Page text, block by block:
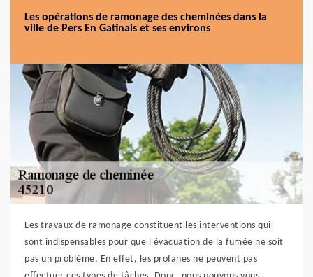
Les opérations de ramonage des cheminées dans la
ville de Pers En Gatinais et ses environs
Les travaux de ramonage constituent les interventions qui
sont indispensables pour que l'évacuation de la fumée ne soit
pas un problème. En effet, les profanes ne peuvent pas